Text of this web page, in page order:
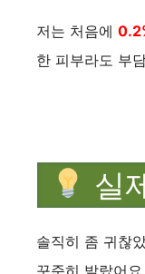
저는 처음에
한 피부라도 부
실
솔직히 좀 귀찮
꾸준히 발랐어요